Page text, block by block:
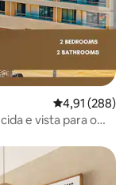
4,91 de uma
4,91 (288)
e vista para o